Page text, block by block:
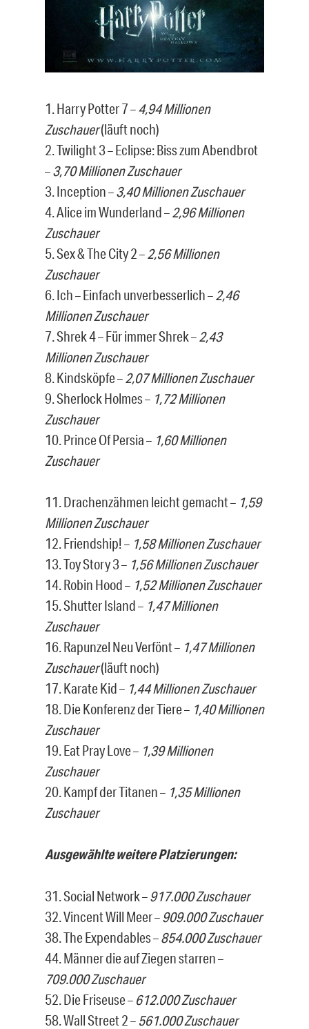
1. Harry Potter 7 –4,94 Millionen
Zuschauer(läuft noch)
2. Twilight 3 – Eclipse: Biss zum Abendbrot
–3,70 Millionen Zuschauer
3. Inception –3,40 Millionen Zuschauer
4. Alice im Wunderland – 2,96 Millionen
Zuschauer
5. Sex & The City 2 – 2,56 Millionen
Zuschauer
6. Ich – Einfach unverbesserlich – 2,46
Millionen Zuschauer
7. Shrek 4 – Für immer Shrek – 2,43
Millionen Zuschauer
8. Kindsköpfe – 2,07 Millionen Zuschauer
9. Sherlock Holmes – 1,72 Millionen
Zuschauer
10. Prince Of Persia – 1,60 Millionen
Zuschauer
11. Drachenzähmen leicht gemacht – 1,59
Millionen Zuschauer
12. Friendship! – 1,58 Millionen Zuschauer
13. Toy Story 3 – 1,56 Millionen Zuschauer
14. Robin Hood – 1,52 Millionen Zuschauer
15. Shutter Island – 1,47 Millionen
Zuschauer
16. Rapunzel Neu Verfönt – 1,47 Millionen
Zuschauer(läuft noch)
17. Karate Kid – 1,44 Millionen Zuschauer
18. Die Konferenz der Tiere – 1,40 Millionen
Zuschauer
19. Eat Pray Love – 1,39 Millionen
Zuschauer
20. Kampf der Titanen – 1,35 Millionen
Zuschauer
Ausgewählte weitere Platzierungen:
31. Social Network –917.000 Zuschauer
32. Vincent Will Meer –909.000 Zuschauer
38. The Expendables –854.000 Zuschauer
44. Männer die auf Ziegen starren –
709.000 Zuschauer
52. Die Friseuse – 612.000 Zuschauer
58. Wall Street 2 – 561.000 Zuschauer